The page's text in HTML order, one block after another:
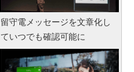
留守電メッセージを文章化し
ていつでも確認可能に